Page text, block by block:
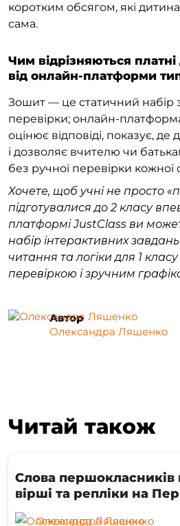
коротким обсягом, які
сама.
Чим відрізняються
від онлайн-платформи
Зошит — це статичний набір
перевірки; онлайн-
оцінює відповіді, показує,
і дозволяє вчителю чи
без ручної перевірки кожної
Хочете, щоб учні не просто
підготувалися до 2 класу
платформі JustClass ви
набір інтерактивних
читання та логіки для 1
перевіркою і зручним
Автор
Олександра Ляшенко
Читай також
Слова першокласників
вірші та репліки на
Олександра Ляшенко